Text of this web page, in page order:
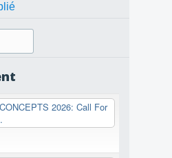
CONCEPTS 2026: Call For